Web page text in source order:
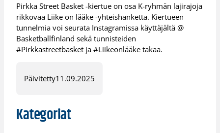
Pirkka Street Basket -kiertue on osa K-ryhmän lajirajoja
rikkovaa Liike on lääke -yhteishanketta. Kiertueen
tunnelmia voi seurata Instagramissa käyttäjältä @
Basketballfinland sekä tunnisteiden
#Pirkkastreetbasket ja #Liikeonlääke takaa.
Päivitetty11.09.2025
Kategoriat